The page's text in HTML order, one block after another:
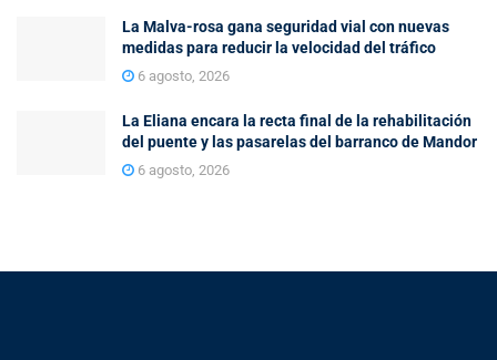
La Malva-rosa gana seguridad vial con nuevas
medidas para reducir la velocidad del tráfico
6 agosto, 2026
La Eliana encara la recta final de la rehabilitación
del puente y las pasarelas del barranco de Mandor
6 agosto, 2026